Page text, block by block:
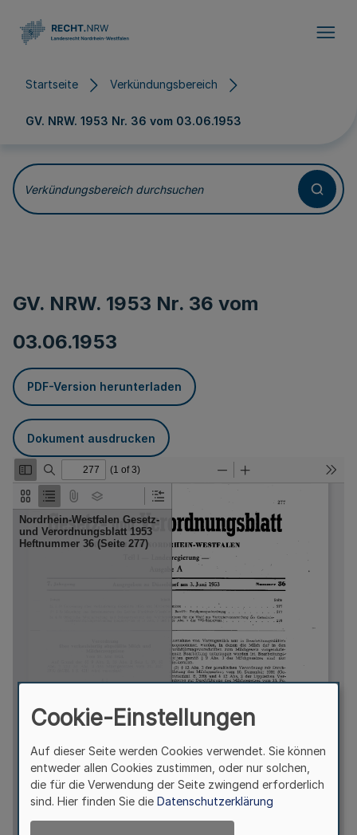
Startseite Verkündungsbereich
GV. NRW. 1953 Nr. 36 vom 03.06.1953
Verkündungsbereich durchsuchen
GV. NRW. 1953 Nr. 36 vom
03.06.1953
PDF-Version herunterladen
Dokument ausdrucken
Cookie-Einstellungen
Auf dieser Seite werden Cookies verwendet. Sie können
entweder allen Cookies zustimmen, oder nur solchen,
die für die Verwendung der Seite zwingend erforderlich
sind. Hier finden Sie die Datenschutzerklärung